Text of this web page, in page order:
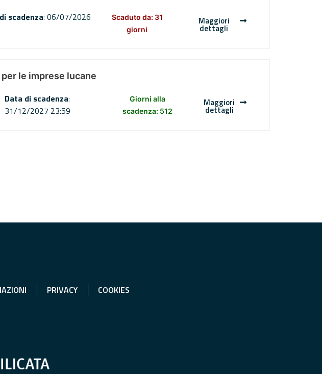
scadenza: 06/07/2026
Scaduto da: 31
giorni
Maggiori
dettagli
le imprese lucane
Data di scadenza:
31/12/2027 23:59
Giorni alla
scadenza: 512
Maggiori
dettagli
PRIVACY COOKIES